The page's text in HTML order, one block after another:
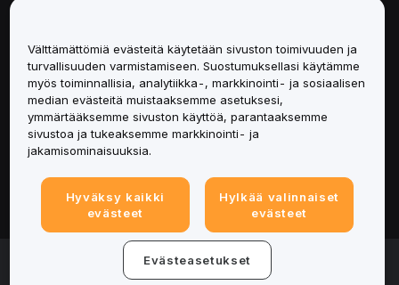
Palvelut
Tuki
Tuotteet
Lakiasiat
© 2025-2026 Bybit.eu. All rights reserved.
Välttämättömiä evästeitä käytetään sivuston toimivuuden ja
turvallisuuden varmistamiseen. Suostumuksellasi käytämme
myös toiminnallisia, analytiikka-, markkinointi- ja sosiaalisen
median evästeitä muistaaksemme asetuksesi,
ymmärtääksemme sivuston käyttöä, parantaaksemme
sivustoa ja tukeaksemme markkinointi- ja
jakamisominaisuuksia.
Hyväksy kaikki
evästeet
Hylkää valinnaiset
evästeet
Evästeasetukset